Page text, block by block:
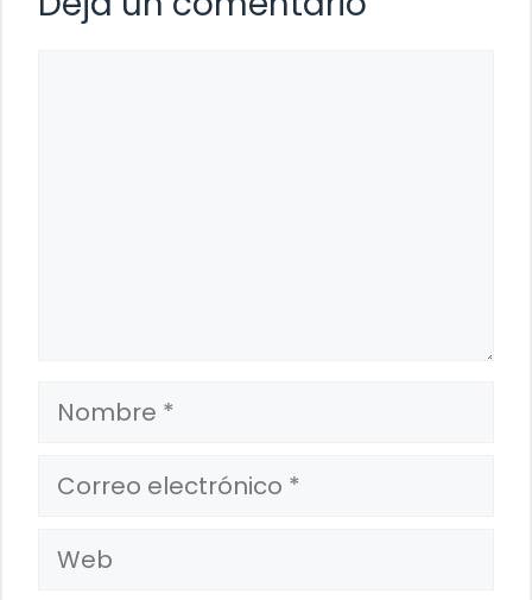
Nombre
Correo
electrónico
Web